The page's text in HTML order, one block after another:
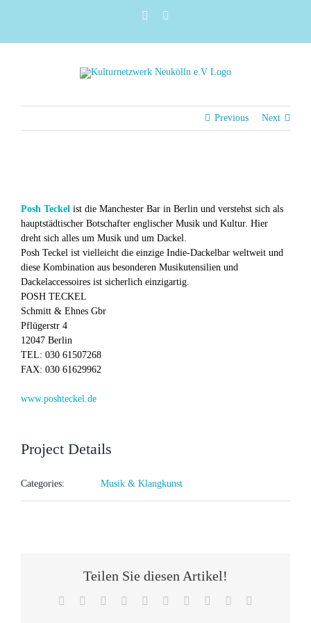
Instagram
Previous Next
Posh Teckel ist die Manchester Bar in Berlin und verstehst sich als
hauptstädtischer Botschafter englischer Musik und Kultur. Hier
dreht sich alles um Musik und um Dackel.
Posh Teckel ist vielleicht die einzige Indie-Dackelbar weltweit und
diese Kombination aus besonderen Musikutensilien und
Dackelaccessoires ist sicherlich einzigartig.
POSH TECKEL
Schmitt & Ehnes Gbr
Pflügerstr 4
12047 Berlin
TEL: 030 61507268
FAX: 030 61629962
www.poshteckel.de
Project Details
Categories: Musik & Klangkunst
Teilen Sie diesen Artikel!
Facebook Reddit LinkedInWhatsApp
TumblrPinterest Xing